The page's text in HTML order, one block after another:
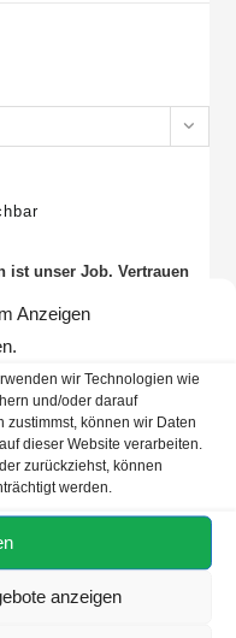
Anzeigen
wir Technologien wie
und/oder darauf
können wir Daten
dieser Website verarbeiten.
zurückziehst, können
werden.
anzeigen
ist unser Job. Vertrauen